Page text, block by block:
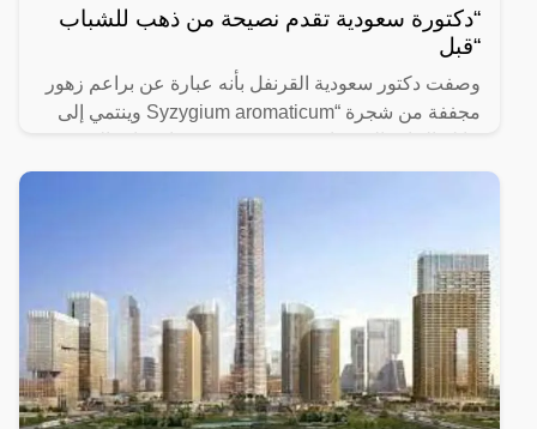
“دكتورة سعودية تقدم نصيحة من ذهب للشباب
“قبل
وصفت دكتور سعودية القرنفل بأنه عبارة عن براعم زهور
مجففة من شجرة “Syzygium aromaticum وينتمي إلى
ينمو في